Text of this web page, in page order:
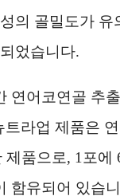
의 골밀도가 유
었습니다.
연어코연골 추
트라업 제품은
제품으로, 1포에
함유되어 있습